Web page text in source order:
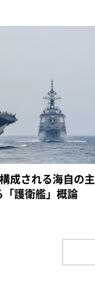
成される海自の主
護衛艦」概論